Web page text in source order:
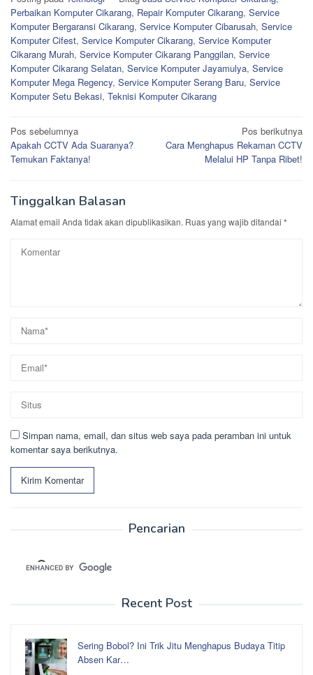
Perbaikan Komputer Cikarang, Repair Komputer Cikarang, Service
Komputer Bergaransi Cikarang, Service Komputer Cibarusah, Service
Komputer Cifest, Service Komputer Cikarang, Service Komputer
Cikarang Murah, Service Komputer Cikarang Panggilan, Service
Komputer Cikarang Selatan, Service Komputer Jayamulya, Service
Komputer Mega Regency, Service Komputer Serang Baru, Service
Komputer Setu Bekasi, Teknisi Komputer Cikarang
Navigasi
pos
Pos sebelumnya
Apakah CCTV Ada Suaranya?
Temukan Faktanya!
Pos berikutnya
Cara Menghapus Rekaman CCTV
Melalui HP Tanpa Ribet!
Tinggalkan Balasan
Alamat email Anda tidak akan dipublikasikan. Ruas yang wajib ditandai *
Simpan nama, email, dan situs web saya pada peramban ini untuk
komentar saya berikutnya.
Pencarian
Recent Post
Sering Bobol? Ini Trik Jitu Menghapus Budaya Titip
Absen Kar…